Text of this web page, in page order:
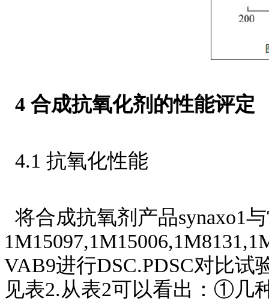
4 合成抗氧化剂的性能评定
4.1 抗氧化性能
将合成抗氧剂产品synaxo1
VAB9进行DSC.PDSC对比
见表2.从表2可以看出：①几